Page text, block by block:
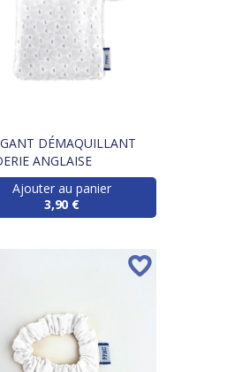
DÉMAQUILLANT
ANGLAISE
Ajouter au panier
3,90 €